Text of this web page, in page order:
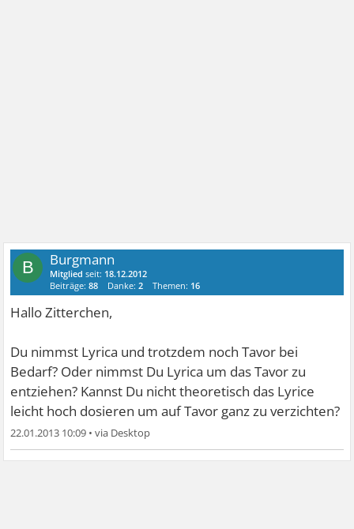
B Burgmann
Mitglied seit: 18.12.2012
Beiträge:88 Danke:2 Themen: 16
Hallo Zitterchen,
Du nimmst Lyrica und trotzdem noch Tavor bei
Bedarf? Oder nimmst Du Lyrica um das Tavor zu
entziehen? Kannst Du nicht theoretisch das Lyrice
leicht hoch dosieren um auf Tavor ganz zu verzichten?
22.01.2013 10:09 •